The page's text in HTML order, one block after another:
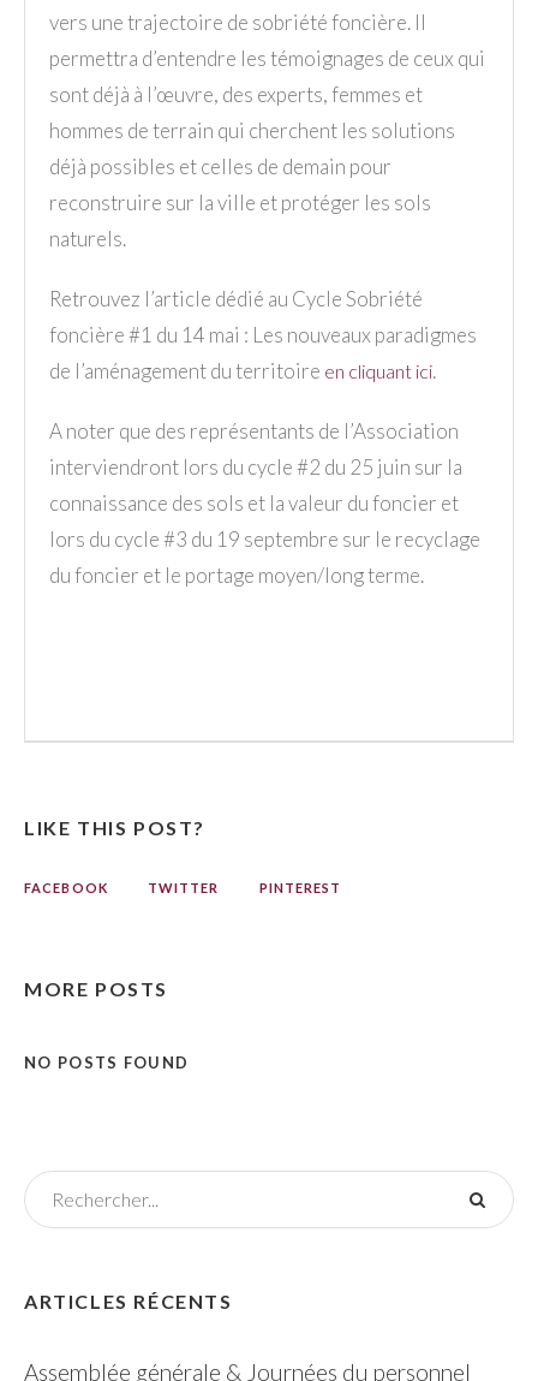
vers une trajectoire de sobriété foncière. Il
permettra d’entendre les témoignages de ceux qui
sont déjà à l’œuvre, des experts, femmes et
hommes de terrain qui cherchent les solutions
déjà possibles et celles de demain pour
reconstruire sur la ville et protéger les sols
naturels.
Retrouvez l’article dédié au Cycle Sobriété
foncière #1 du 14 mai : Les nouveaux paradigmes
de l’aménagement du territoire en cliquant ici.
A noter que des représentants de l’Association
interviendront lors du cycle #2 du 25 juin sur la
connaissance des sols et la valeur du foncier et
lors du cycle #3 du 19 septembre sur le recyclage
du foncier et le portage moyen/long terme.
LIKE THIS POST?
FACEBOOK TWITTER PINTEREST
MORE POSTS
NO POSTS FOUND
ARTICLES RÉCENTS
Assemblée générale & Journées du personnel